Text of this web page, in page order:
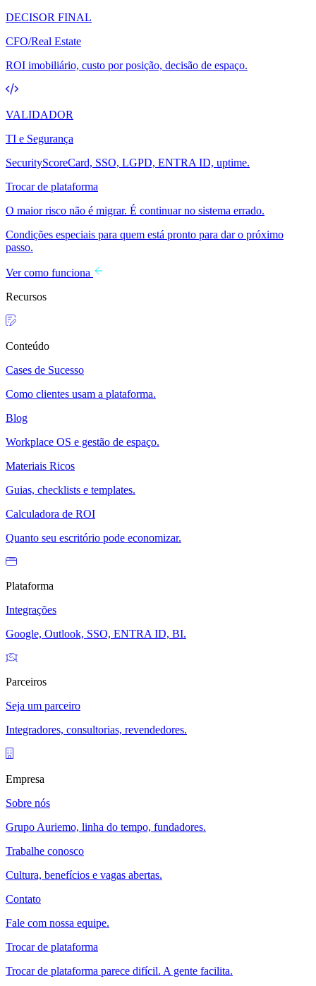
DECISOR FINAL
CFO/Real Estate
ROI imobiliário, custo por posição, decisão de espaço.
VALIDADOR
TI e Segurança
SecurityScoreCard, SSO, LGPD, ENTRA ID, uptime.
Trocar de plataforma
O maior risco não é migrar. É continuar no sistema errado.
Condições especiais para quem está pronto para dar o próximo
passo.
Ver como funciona
Recursos
Conteúdo
Cases de Sucesso
Como clientes usam a plataforma.
Blog
Workplace OS e gestão de espaço.
Materiais Ricos
Guias, checklists e templates.
Calculadora de ROI
Quanto seu escritório pode economizar.
Plataforma
Integrações
Google, Outlook, SSO, ENTRA ID, BI.
Parceiros
Seja um parceiro
Integradores, consultorias, revendedores.
Empresa
Sobre nós
Grupo Auriemo, linha do tempo, fundadores.
Trabalhe conosco
Cultura, benefícios e vagas abertas.
Contato
Fale com nossa equipe.
Trocar de plataforma
Trocar de plataforma parece difícil. A gente facilita.